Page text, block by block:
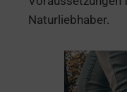
Naturliebhaber.